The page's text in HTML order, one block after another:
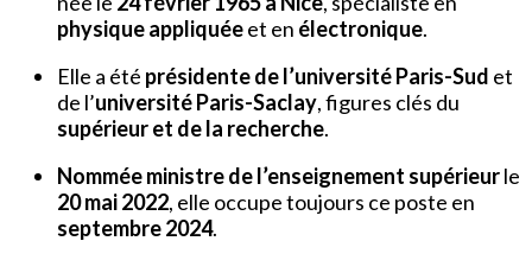
physique appliquéeet en électronique.
Elle a été présidente de l’université Paris-Sud et
de l’université Paris-Saclay, figures clés du
supérieur et de la recherche.
Nommée ministre de l’enseignement supérieurle
20 mai 2022, elle occupe toujours ce poste en
septembre 2024.